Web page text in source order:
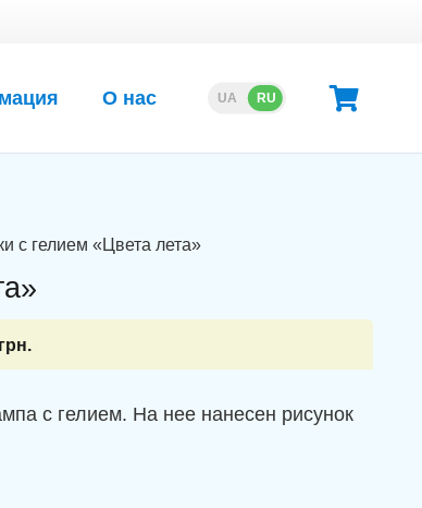
О нас UA RU
с гелием «Цвета лета»
грн.
с гелием. На нее нанесен рисунок